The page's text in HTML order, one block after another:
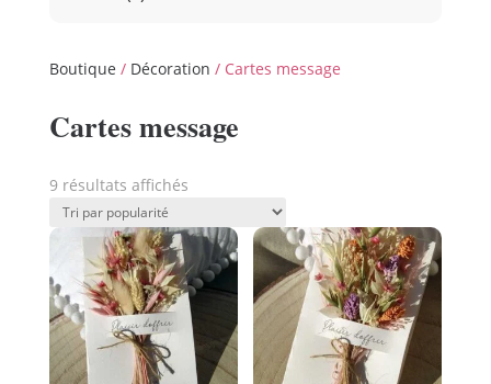
Boutique / Décoration / Cartes message
Cartes message
9 résultats affichésTrié
popularité